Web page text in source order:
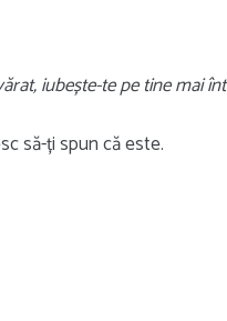
iubește-te pe tine mai
să-ți spun că este.